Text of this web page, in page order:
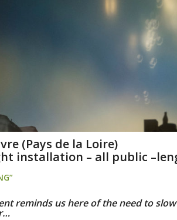
(Pays de la Loire)
installation – all public
reminds us here of the need to